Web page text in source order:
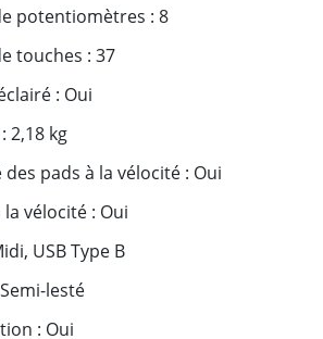
potentiomètres : 8
touches : 37
: Oui
2,18 kg
pads à la vélocité : Oui
la vélocité : Oui
USB Type B
lesté
: Oui